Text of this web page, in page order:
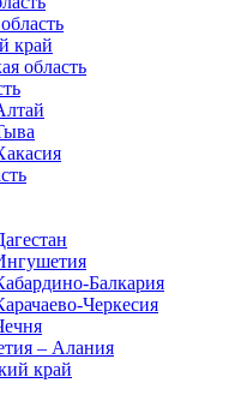
край
область
Балкария
Черкесия
– Алания
край